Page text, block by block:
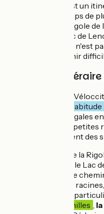
La Véloccitanie est un
Toutefois, par temps de
"voie verte de la Rigole
Naurouze et le Lac de
conseillée car elle n'est
terrain peut devenir
Est-ce un
Nous classons La
« J'ai l'habitude
aménagé à parts égales
sécurisées et des
sections présentent des
La section de la
Naurouze et le Lac
aménagée. Le
présence de
difficile, tout
les familles ,